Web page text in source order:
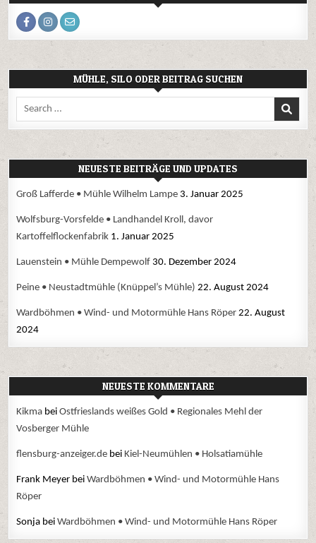
MÜHLE, SILO ODER BEITRAG SUCHEN
Search
for:
NEUESTE BEITRÄGE UND UPDATES
Groß Lafferde • Mühle Wilhelm Lampe 3. Januar 2025
Wolfsburg-Vorsfelde • Landhandel Kroll, davor
Kartoffelflockenfabrik 1. Januar 2025
Lauenstein • Mühle Dempewolf 30. Dezember 2024
Peine • Neustadtmühle (Knüppel’s Mühle) 22. August 2024
Wardböhmen • Wind- und Motormühle Hans Röper 22. August
2024
NEUESTE KOMMENTARE
Kikma beiOstfrieslands weißes Gold • Regionales Mehl der
Vosberger Mühle
flensburg-anzeiger.de bei Kiel-Neumühlen • Holsatiamühle
Frank Meyer beiWardböhmen • Wind- und Motormühle Hans
Röper
Sonja beiWardböhmen • Wind- und Motormühle Hans Röper